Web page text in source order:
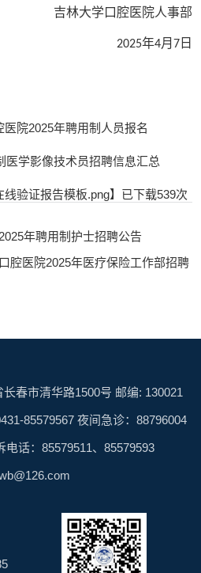
吉林大学口腔医院人事部
2025年4月 7日
院2025年聘用制人员报名
医学影像技术员招聘信息汇总
线验证报告模板.png】已下载539次
年聘用制护士招聘公告
腔医院2025年医疗保险工作部招聘
春市清华路1500号 邮编: 130021
85579567 夜间急诊：88796004
电话：85579511、85579593